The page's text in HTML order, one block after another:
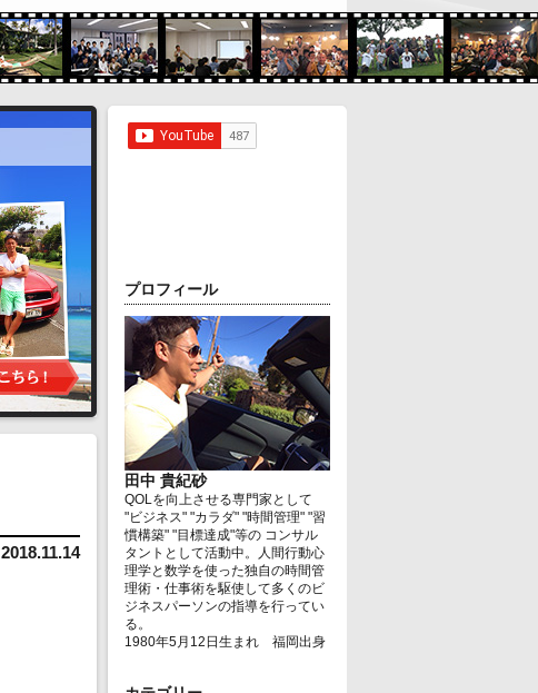
2018.11.14
プロフィール
田中 貴紀砂
QOLを向上させる専門家として
"ビジネス" "カラダ" "時間管理" "習
慣構築" "目標達成"等の コンサル
タントとして活動中。人間行動心
理学と数学を使った独自の時間管
理術・仕事術を駆使して多くのビ
ジネスパーソンの指導を行ってい
る。
1980年5月12日生まれ 福岡出身